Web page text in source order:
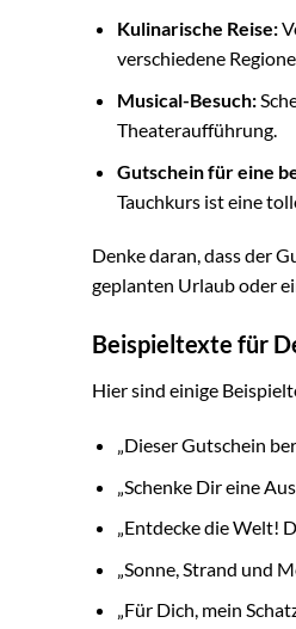
Kulinarische Reise:
verschiedene
Musical-Besuch:
Theateraufführung.
Gutschein für eine
Tauchkurs ist eine
Denke daran, dass der
geplanten Urlaub oder
Beispieltexte für
Hier sind einige
„Dieser Gutschein
„Schenke Dir eine
„Entdecke die Welt!
„Sonne, Strand und
„Für Dich, mein